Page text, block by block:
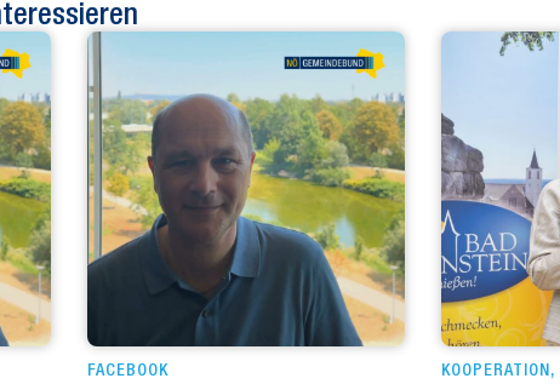
FACEBOOK KOOPERATION ,